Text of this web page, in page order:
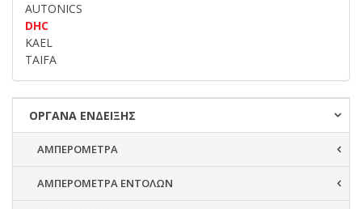
AUTONICS
DHC
KAEL
TAIFA
ΟΡΓΑΝΑ ΕΝΔΕΙΞΗΣ
ΑΜΠΕΡΟΜΕΤΡΑ
ΑΜΠΕΡΟΜΕΤΡΑ ΕΝΤΟΛΩΝ